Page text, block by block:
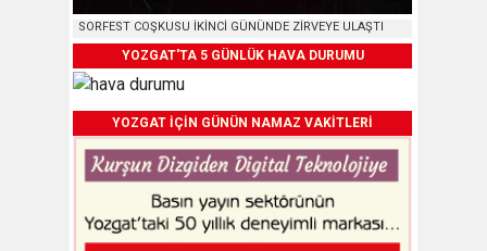
SORFEST COŞKUSU İKİNCİ GÜNÜNDE ZİRVEYE ULAŞTI
YOZGAT'TA 5 GÜNLÜK HAVA DURUMU
YOZGAT İÇİN GÜNÜN NAMAZ VAKİTLERİ